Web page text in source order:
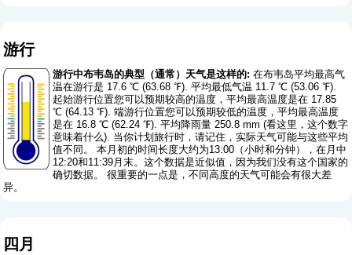
游行
游行中布韦岛的典型（通常）天气是这样的: 在布韦岛平均最高气
温在游行是 17.6 ℃ (63.68 ℉). 平均最低气温 11.7 ℃ (53.06 ℉).
起始游行位置您可以预期较高的温度，平均最高温度是在 17.85
℃ (64.13 ℉). 端游行位置您可以预期较低的温度，平均最高温度
是在 16.8 ℃ (62.24 ℉). 平均降雨量 250.8 mm (看这里，这个数字
意味着什么). 当你计划旅行时，请记住，实际天气可能与这些平均
值不同。 本月初的时间长度大约为13:00（小时和分钟），在月中
12:20和11:39月末。这个数据是近似值，因为我们没有这个国家的
确切数据。 很重要的一点是，不同高度的天气可能会有很大差
异。
四月